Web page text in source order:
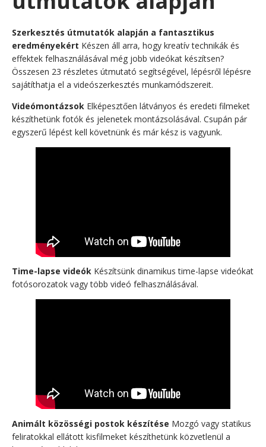
Szerkesztés útmutatók alapján a fantasztikus
eredményekért Készen áll arra, hogy kreatív technikák és
effektek felhasználásával még jobb videókat készítsen?
Összesen 23 részletes útmutató segítségével, lépésről lépésre
sajátíthatja el a videószerkesztés munkamódszereit.
Videómontázsok Elképesztően látványos és eredeti filmeket
készíthetünk fotók és jelenetek montázsolásával. Csupán pár
egyszerű lépést kell követnünk és már kész is vagyunk.
Time-lapse videók Készítsünk dinamikus time-lapse videókat
fotósorozatok vagy több videó felhasználásával.
Animált közösségi postok készítése Mozgó vagy statikus
feliratokkal ellátott kisfilmeket készíthetünk közvetlenül a